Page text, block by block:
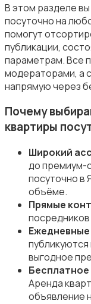
В этом разделе
посуточно на
помогут
публикации,
параметрам. Все
модераторами, а
напрямую через
Почему
квартиры
Широкий
до премиум-
посуточно в
объёме.
Прямые
выгодное
Аренда
объявление